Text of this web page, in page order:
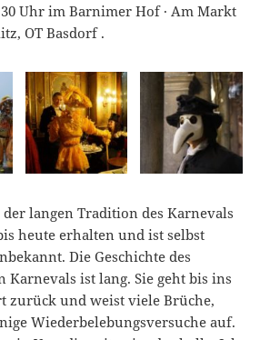
Uhr im Barnimer Hof · Am Markt
OT Basdorf .
der langen Tradition des Karnevals
heute erhalten und ist selbst
Die Geschichte des
Karnevals ist lang. Sie geht bis ins
zurück und weist viele Brüche,
Wiederbelebungsversuche auf.